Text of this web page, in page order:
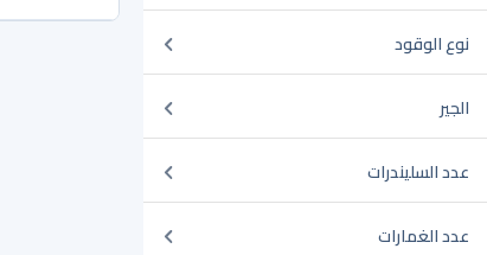
نوع الوقود
الجير
عدد السليندرات
عدد الغمارات